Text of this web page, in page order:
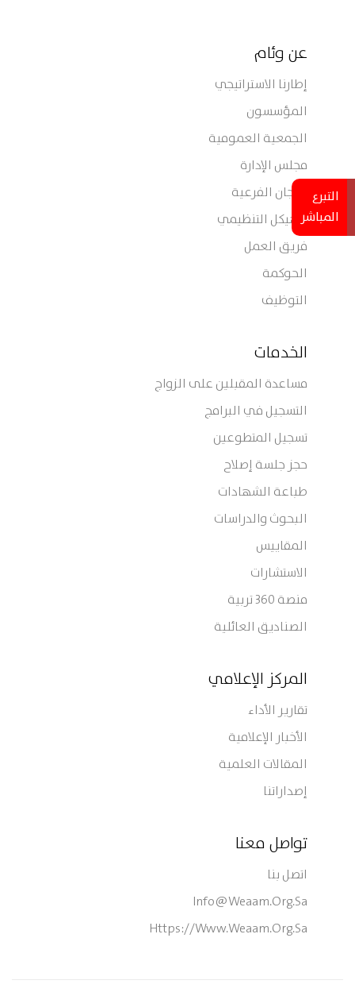
عن وئام
إطارنا الاستراتيجي
المؤسسون
الجمعية العمومية
مجلس الإدارة
اللجان الفرعية
الهيكل التنظيمي
فريق العمل
الحوكمة
التوظيف
الخدمات
مساعدة المقبلين على الزواج
التسجيل في البرامج
تسجيل المتطوعين
حجز جلسة إصلاح
طباعة الشهادات
البحوث والدراسات
المقاييس
الاستشارات
منصة 360 تربية
الصناديق العائلية
المركز الإعلامي
تقارير الأداء
الأخبار الإعلامية
المقالات العلمية
إصداراتنا
تواصل معنا
اتصل بنا
Info@weaam.org.sa
Https://www.weaam.org.sa
التبرع
المباشر